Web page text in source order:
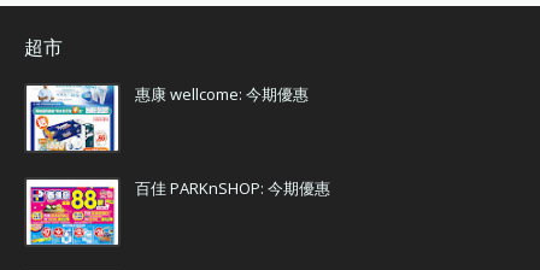
超市
惠康 wellcome: 今期優惠
百佳 PARKnSHOP: 今期優惠